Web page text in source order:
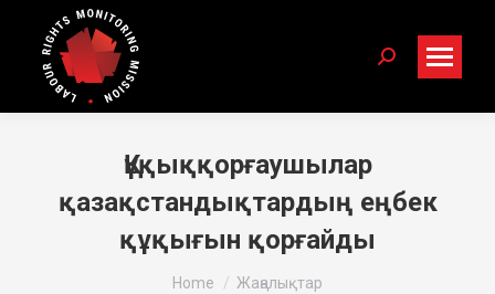
Search:
Құқыққорғаушылар
қазақстандықтардың еңбек
құқығын қорғайды
Home
Жаңалықтар